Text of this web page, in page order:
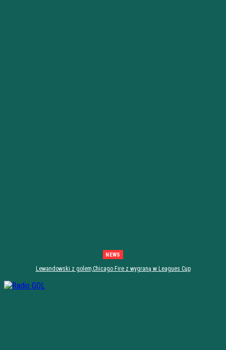
NEWS
Lewandowski z golem,Chicago Fire z wygraną w Leagues Cup